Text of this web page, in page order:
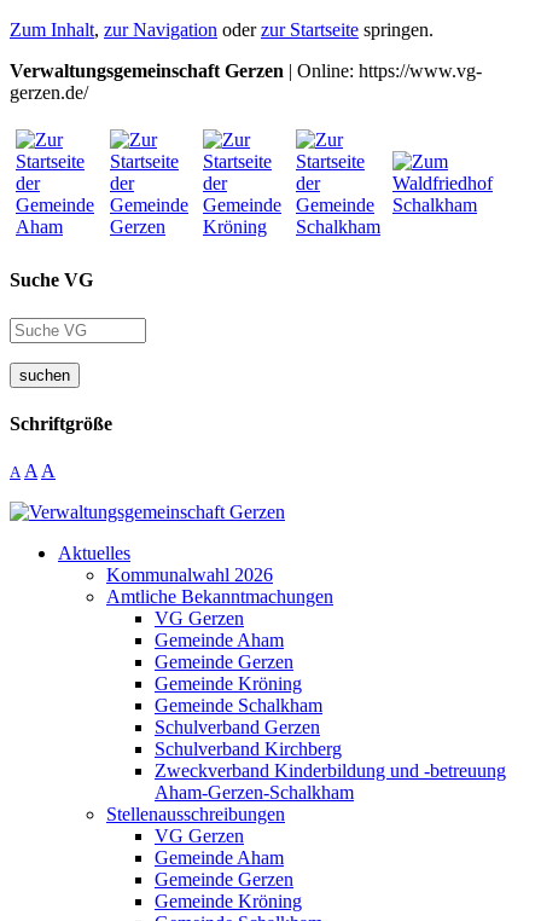
Zum Inhalt, zur Navigation oderzur Startseite springen.
Verwaltungsgemeinschaft Gerzen | Online: https://www.vg-
gerzen.de/
Suche VG
suchen
Schriftgröße
A A A
Aktuelles
Kommunalwahl 2026
Amtliche Bekanntmachungen
VG Gerzen
Gemeinde Aham
Gemeinde Gerzen
Gemeinde Kröning
Gemeinde Schalkham
Schulverband Gerzen
Schulverband Kirchberg
Zweckverband Kinderbildung und -betreuung
Aham-Gerzen-Schalkham
Stellenausschreibungen
VG Gerzen
Gemeinde Aham
Gemeinde Gerzen
Gemeinde Kröning